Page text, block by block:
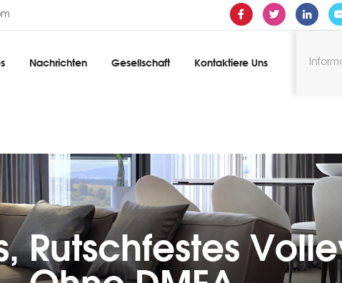
Nachrichten Gesellschaft Kontaktiere Uns
Rutschfestes